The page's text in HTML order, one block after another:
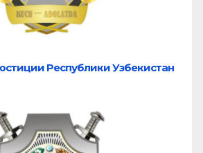
Республики Узбекистан